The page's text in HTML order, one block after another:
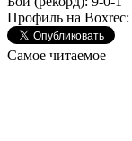
Профиль на Boxrec:
Самое читаемое